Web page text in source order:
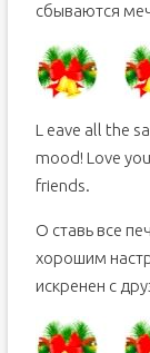
сбываются
L eave all the
mood! Love
friends.
О ставь все
хорошим
искренен с